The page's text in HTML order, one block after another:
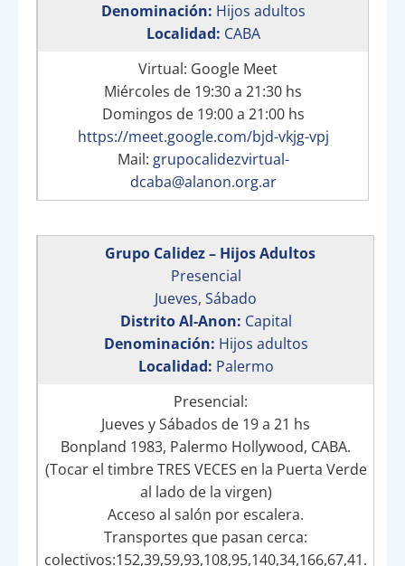
Denominación: Hijos adultos
Localidad: CABA
Virtual: Google Meet
Miércoles de 19:30 a 21:30 hs
Domingos de 19:00 a 21:00 hs
https://meet.google.com/bjd-vkjg-vpj
Mail: grupocalidezvirtual-
dcaba@alanon.org.ar
Grupo Calidez – Hijos Adultos
Presencial
Jueves, Sábado
Distrito Al-Anon: Capital
Denominación: Hijos adultos
Localidad: Palermo
Presencial:
Jueves y Sábados de 19 a 21 hs
Bonpland 1983, Palermo Hollywood, CABA.
(Tocar el timbre TRES VECES en la Puerta Verde
al lado de la virgen)
Acceso al salón por escalera.
Transportes que pasan cerca:
colectivos:152,39,59,93,108,95,140,34,166,67,41.